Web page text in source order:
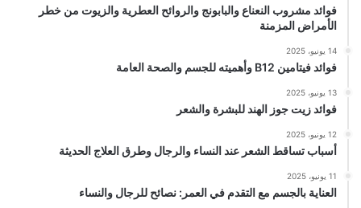
فوائد مشروب النعناع والبابونج والروائح العطرية والزيوت من خطر
الأمراض المزمنة
14 يونيو، 2025
فوائد فيتامين B12 وأهميته للجسم والصحة العامة
13 يونيو، 2025
فوائد زيت جوز الهند للبشرة والشعر
12 يونيو، 2025
أسباب تساقط الشعر عند النساء والرجال وطرق العلاج الحديثة
11 يونيو، 2025
العناية بالجسم مع التقدم في العمر: نصائح للرجال والنساء